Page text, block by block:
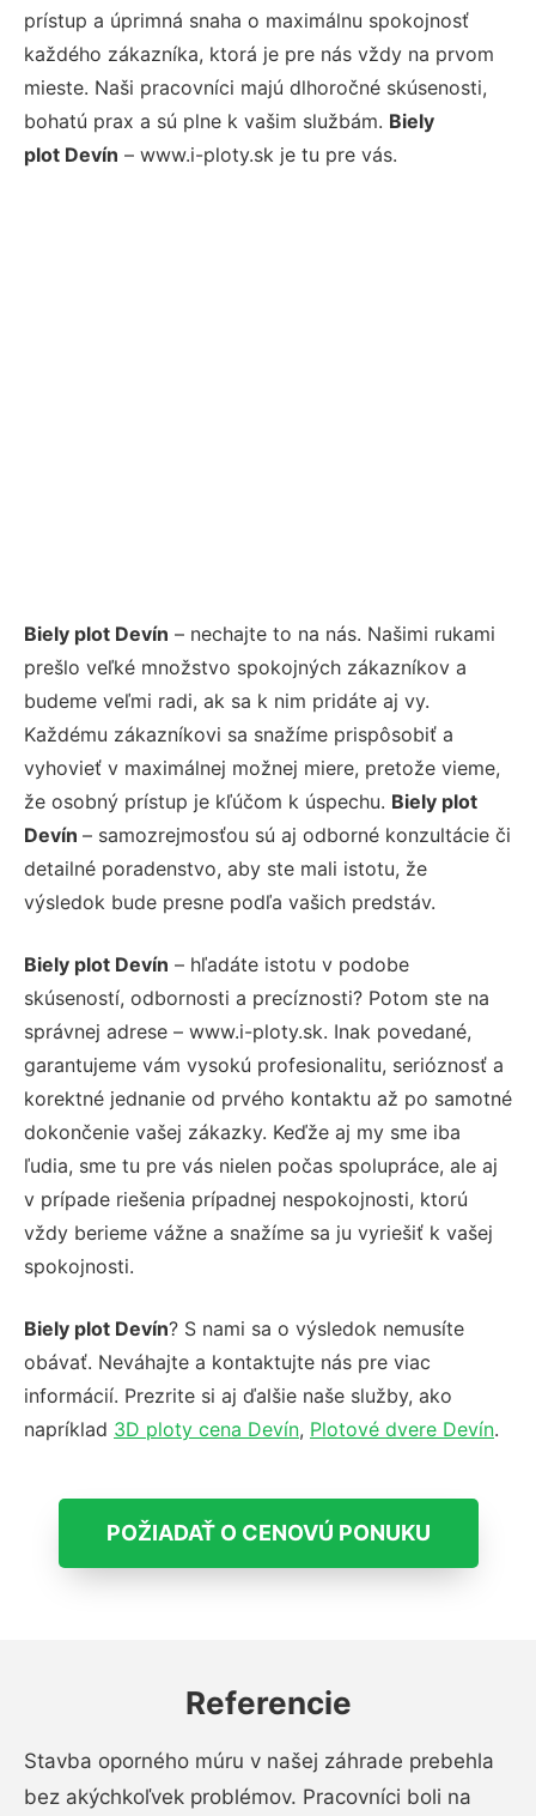
prístup a úprimná snaha o maximálnu spokojnosť
každého zákazníka, ktorá je pre nás vždy na prvom
mieste. Naši pracovníci majú dlhoročné skúsenosti,
bohatú prax a sú plne k vašim službám. Biely
plot Devín – www.i-ploty.sk je tu pre vás.
Biely plot Devín – nechajte to na nás. Našimi rukami
prešlo veľké množstvo spokojných zákazníkov a
budeme veľmi radi, ak sa k nim pridáte aj vy.
Každému zákazníkovi sa snažíme prispôsobiť a
vyhovieť v maximálnej možnej miere, pretože vieme,
že osobný prístup je kľúčom k úspechu. Biely plot
Devín – samozrejmosťou sú aj odborné konzultácie či
detailné poradenstvo, aby ste mali istotu, že
výsledok bude presne podľa vašich predstáv.
Biely plot Devín – hľadáte istotu v podobe
skúseností, odbornosti a precíznosti? Potom ste na
správnej adrese – www.i-ploty.sk. Inak povedané,
garantujeme vám vysokú profesionalitu, serióznosť a
korektné jednanie od prvého kontaktu až po samotné
dokončenie vašej zákazky. Keďže aj my sme iba
ľudia, sme tu pre vás nielen počas spolupráce, ale aj
v prípade riešenia prípadnej nespokojnosti, ktorú
vždy berieme vážne a snažíme sa ju vyriešiť k vašej
spokojnosti.
Biely plot Devín? S nami sa o výsledok nemusíte
obávať. Neváhajte a kontaktujte nás pre viac
informácií. Prezrite si aj ďalšie naše služby, ako
napríklad 3D ploty cena Devín, Plotové dvere Devín.
POŽIADAŤ O CENOVÚ PONUKU
Referencie
Stavba oporného múru v našej záhrade prebehla
bez akýchkoľvek problémov. Pracovníci boli na